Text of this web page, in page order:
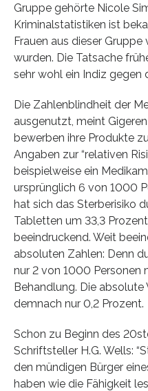
Gruppe gehörte Nicole
Kriminalstatistiken ist
Frauen aus dieser
wurden. Die Tatsache
sehr wohl ein Indiz gegen
Die Zahlenblindheit der
ausgenutzt, meint
bewerben ihre Produkte
Angaben zur “relativen
beispielweise ein
ursprünglich 6 von 1000
hat sich das Sterberisiko
Tabletten um 33,3
beeindruckend. Weit
absoluten Zahlen: Denn
nur 2 von 1000 Personen
Behandlung. Die absolute
demnach nur 0,2 Prozent.
Schon zu Beginn des
Schriftsteller H.G. Wells:
den mündigen Bürger
haben wie die Fähigkeit